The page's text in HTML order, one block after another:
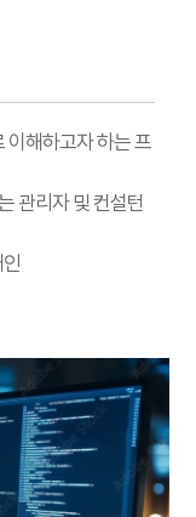
이해하고자 하는 프
관리자 및 컨설턴